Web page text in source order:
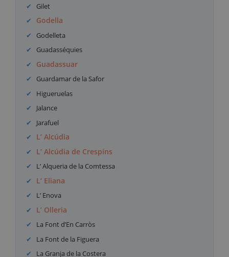
Gilet
Godella
Godelleta
Guadasséquies
Guadassuar
Guardamar de la Safor
Higueruelas
Jalance
Jarafuel
L’ Alcúdia
L’ Alcúdia de Crespíns
L’ Alqueria de la Comtessa
L’ Eliana
L’ Enova
L’ Olleria
La Font d’En Carròs
La Font de la Figuera
La Granja de la Costera